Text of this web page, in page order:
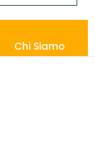
Chi Siamo